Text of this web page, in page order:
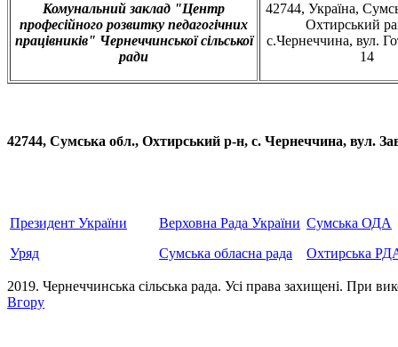
Комунальний заклад "Центр
професійного розвитку педагогічних
працівників" Чернеччинської сільської
ради
42744, Україна,
Охтирський
с.Чернеччина, вул.
14
42744, Сумська обл., Охтирський р-н, с. Чернеччина,
Президент України
Уряд
Верховна Рада України
Сумська обласна рада
Сумська ОДА
Охтирська
2019. Чернеччинська сільська рада. Усi права захищенi. При
Вгору